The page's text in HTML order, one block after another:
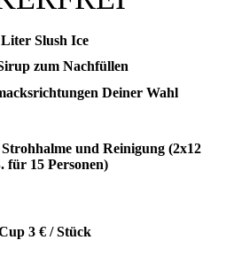
Liter Slush Ice
zum Nachfüllen
Deiner Wahl
und Reinigung (2x12
für 15 Personen)
3 € / Stück